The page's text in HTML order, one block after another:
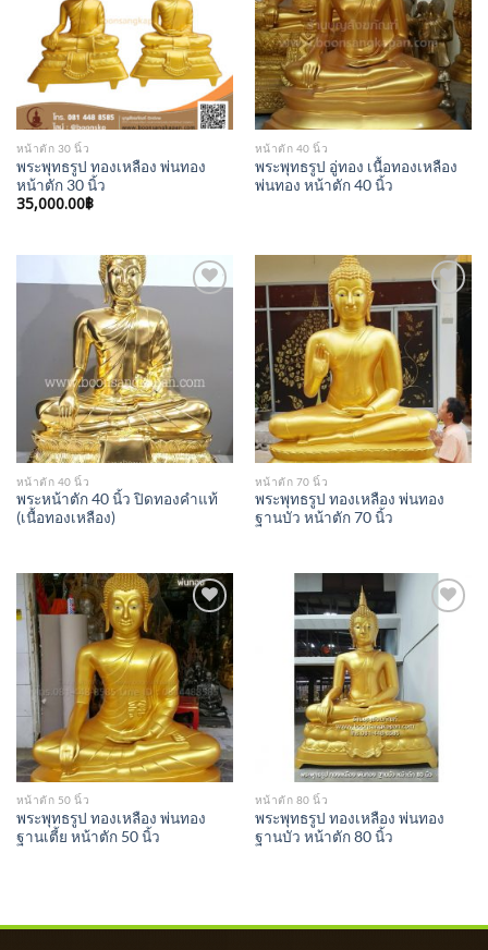
หน้าตัก 30 นิ้ว
พระพุทธรูป ทองเหลือง พ่นทอง
หน้าตัก 30 นิ้ว
35,000.00฿
หน้าตัก 40 นิ้ว
พระพุทธรูป อู่ทอง เนื้อทองเหลือง
พ่นทอง หน้าตัก 40 นิ้ว
หน้าตัก 40 นิ้ว
พระหน้าตัก 40 นิ้ว ปิดทองคำแท้
(เนื้อทองเหลือง)
Add to
Wishlist
หน้าตัก 70 นิ้ว
พระพุทธรูป ทองเหลือง พ่นทอง
ฐานบัว หน้าตัก 70 นิ้ว
Add to
Wishlist
หน้าตัก 50 นิ้ว
พระพุทธรูป ทองเหลือง พ่นทอง
ฐานเตี้ย หน้าตัก 50 นิ้ว
Add to
Wishlist
หน้าตัก 80 นิ้ว
พระพุทธรูป ทองเหลือง พ่นทอง
ฐานบัว หน้าตัก 80 นิ้ว